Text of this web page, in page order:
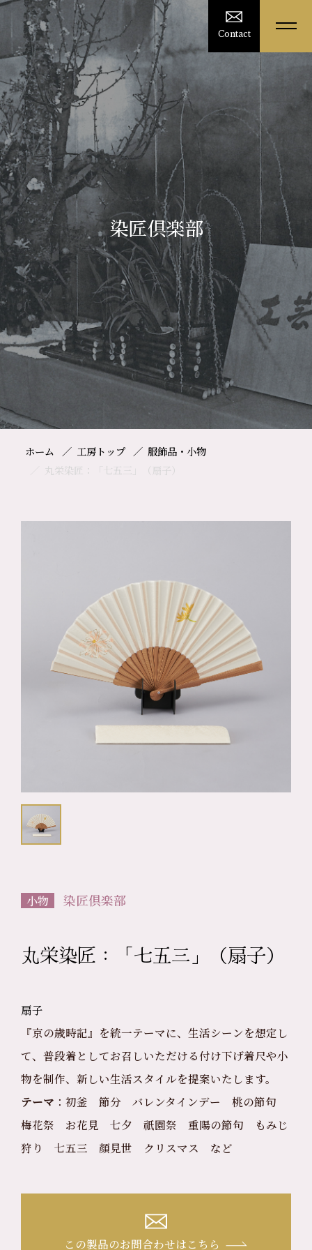
Contact
染匠倶楽部
ホーム 工房トップ
服飾品・小物
丸栄染匠：「七五三」（扇子）
小物 染匠倶楽部
丸栄染匠：「七五三」（扇子）
扇子
『京の歳時記』を統一テーマに、生活シーンを想定し
て、普段着としてお召しいただける付け下げ着尺や小
物を制作、新しい生活スタイルを提案いたします。
テーマ ：初釜 節分 バレンタインデー 桃の節句
梅花祭 お花見 七夕 祇園祭 重陽の節句 もみじ
狩り 七五三 顔見世 クリスマス など
この製品のお問合わせはこちら